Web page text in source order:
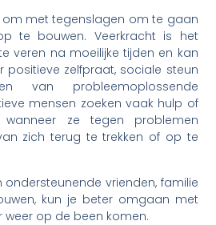
om met tegenslagen om te gaan
te bouwen. Veerkracht is het
veren na moeilijke tijden en kan
positieve zelfpraat, sociale steun
van probleemoplossende
mensen zoeken vaak hulp of
ze tegen problemen
zich terug te trekken of op te
ondersteunende vrienden, familie
kun je beter omgaan met
weer op de been komen.